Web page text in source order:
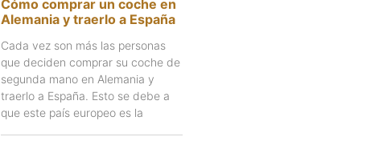
Cómo comprar un coche en
Alemania y traerlo a España
Cada vez son más las personas
que deciden comprar su coche de
segunda mano en Alemania y
traerlo a España. Esto se debe a
que este país europeo es la